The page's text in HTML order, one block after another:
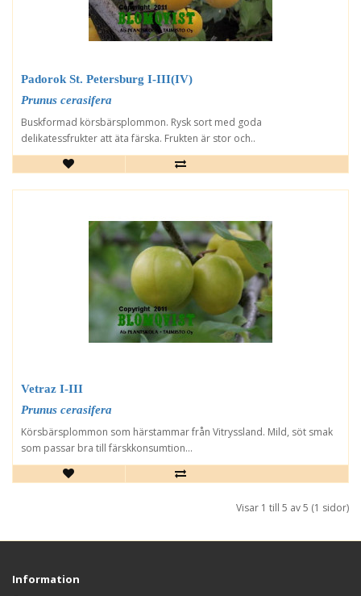
Padorok St. Petersburg I-III(IV)
Prunus cerasifera
Buskformad körsbärsplommon. Rysk sort med goda
delikatessfrukter att äta färska. Frukten är stor och..
Vetraz I-III
Prunus cerasifera
Körsbärsplommon som härstammar från Vitryssland. Mild, söt smak
som passar bra till färskkonsumtion...
Visar 1 till 5 av 5 (1 sidor)
Information